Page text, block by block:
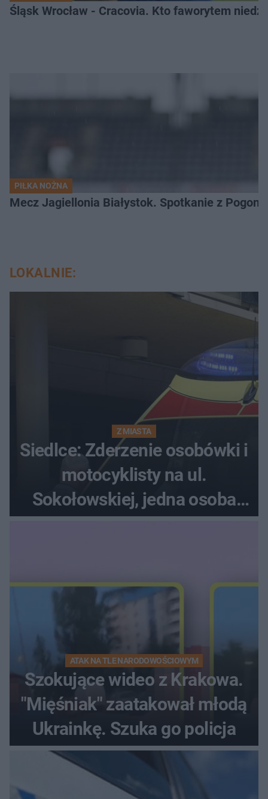
Śląsk Wrocław - Cracovia. Kto faworytem
PIŁKA NOŻNA
Mecz Jagiellonia Białystok. Spotkanie z
LOKALNIE:
Z MIASTA
Siedlce: Zderzenie osobówki i
motocyklisty na ul.
Sokołowskiej, jedna osoba
ATAK NA TLE NARODOWOŚCIOWYM
Szokujące wideo z Krakowa.
"Mięśniak" zaatakował młodą
Ukrainkę. Szuka go policja